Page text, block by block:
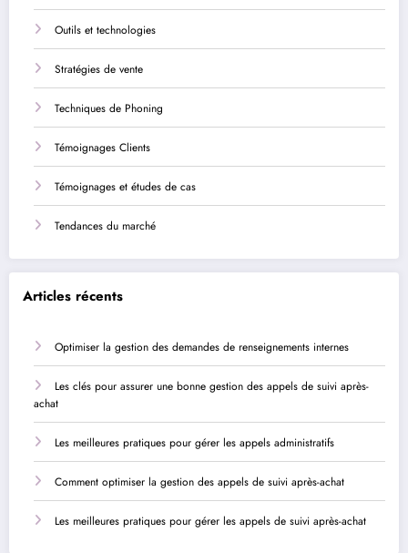
Outils et technologies
Stratégies de vente
Techniques de Phoning
Témoignages Clients
Témoignages et études de cas
Tendances du marché
Articles récents
Optimiser la gestion des demandes de renseignements internes
Les clés pour assurer une bonne gestion des appels de suivi après-
achat
Les meilleures pratiques pour gérer les appels administratifs
Comment optimiser la gestion des appels de suivi après-achat
Les meilleures pratiques pour gérer les appels de suivi après-achat